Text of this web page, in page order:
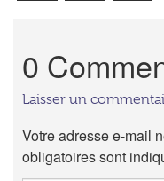
0
Laisser un
Votre adresse e-mail
obligatoires sont